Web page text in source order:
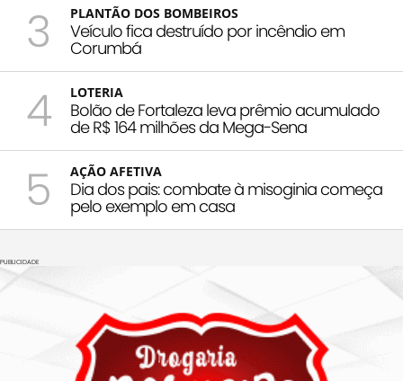
3 PLANTÃO DOS BOMBEIROS
Veículo fica destruído por incêndio em
Corumbá
4 LOTERIA
Bolão de Fortaleza leva prêmio acumulado
de R$ 164 milhões da Mega-Sena
5 AÇÃO AFETIVA
Dia dos pais: combate à misoginia começa
pelo exemplo em casa
PUBLICIDADE